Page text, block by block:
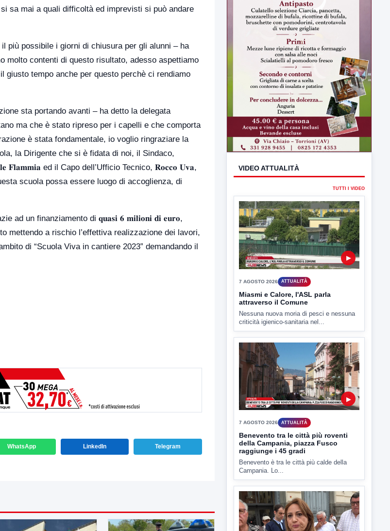
sa mai a quali difficoltà ed imprevisti si può andare
più possibile i giorni di chiusura per gli alunni – ha
molto contenti di questo risultato, adesso aspettiamo
giusto tempo anche per questo perchè ci rendiamo
sta portando avanti – ha detto la delegata
ma che è stato ripreso per i capelli e che comporta
è stata fondamentale, io voglio ringraziare la
la Dirigente che si è fidata di noi, il Sindaco,
𝐅𝐥𝐚𝐦𝐦𝐢𝐚 ed il Capo dell’Ufficio Tecnico, 𝐑𝐨𝐜𝐜𝐨 𝐔𝐯𝐚,
scuola possa essere luogo di accoglienza, di
ad un finanziamento di 𝐪𝐮𝐚𝐬𝐢 𝟔 𝐦𝐢𝐥𝐢𝐨𝐧𝐢 𝐝𝐢 𝐞𝐮𝐫𝐨,
mettendo a rischio l’effettiva realizzazione dei lavori,
di “Scuola Viva in cantiere 2023” demandando il
WhatsApp LinkedIn Telegram
VIDEO ATTUALITÀ
TUTTI I VIDEO
Miasmi e Calore, l'ASL parla
attraverso il Comune
Nessuna nuova moria di pesci e nessuna
criticità igienico-sanitaria nel...
7 AGOSTO 2026 ATTUALITÀ
Benevento tra le città più roventi
della Campania, piazza Fusco
raggiunge i 45 gradi
Benevento è tra le città più calde della
Campania. Lo...
6 AGOSTO 2026 ATTUALITÀ
Miasmi, Comitati dal Prefetto: non
lasciateci soli
Comitati dal Prefetto Moscarella. Oltre a
rendere noto il flash...